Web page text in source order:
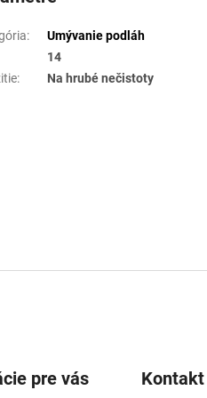
:
Umývanie podláh
14
: Na hrubé nečistoty
pre vás Kontakt